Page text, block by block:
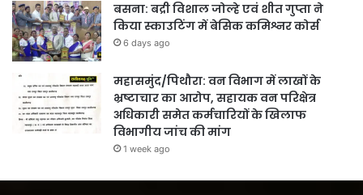
बसना: बद्री विशाल जोल्हे एवं शीत गुप्ता ने
किया स्काउटिंग में बेसिक कमिश्नर कोर्स
6 days ago
महासमुंद/पिथौरा: वन विभाग में लाखों के
भ्रष्टाचार का आरोप, सहायक वन परिक्षेत्र
अधिकारी समेत कर्मचारियों के खिलाफ
विभागीय जांच की मांग
1 week ago